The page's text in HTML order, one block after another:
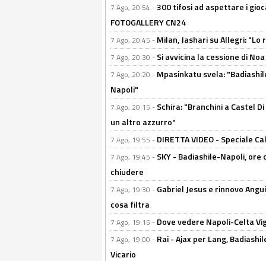
7 Ago, 20:54 -300 tifosi ad aspettare i
FOTOGALLERY CN24
7 Ago, 20:45 - Milan, Jashari su Allegri:
7 Ago, 20:30 - Si avvicina la cessione di
7 Ago, 20:20 - Mpasinkatu svela:
Napoli"
7 Ago, 20:15 - Schira: "Branchini a Castel
un altro azzurro"
7 Ago, 19:55 - DIRETTA VIDEO - Speciale
7 Ago, 19:45 - SKY - Badiashile-Napoli,
chiudere
7 Ago, 19:30 - Gabriel Jesus e rinnovo
cosa filtra
7 Ago, 19:15 - Dove vedere Napoli-Celta
7 Ago, 19:00 - Rai - Ajax per Lang,
Vicario